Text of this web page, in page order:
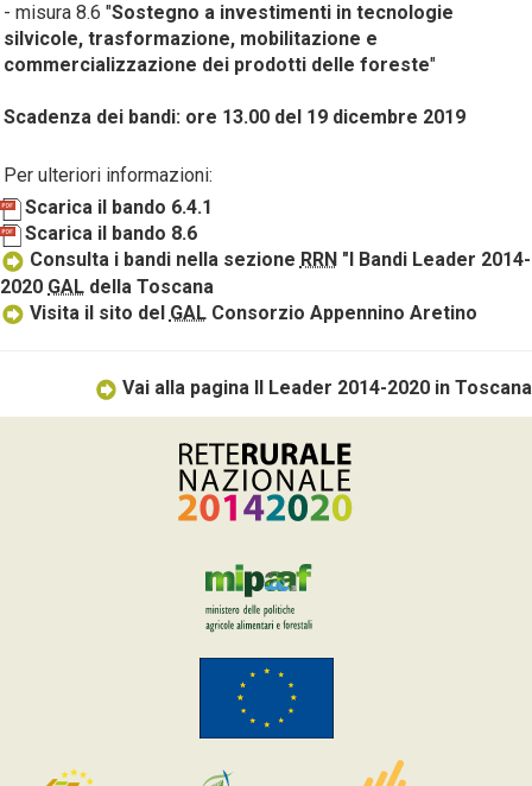
- misura 8.6 "Sostegno a investimenti in tecnologie
silvicole, trasformazione, mobilitazione e
commercializzazione dei prodotti delle foreste"
Scadenza dei bandi: ore 13.00 del 19 dicembre 2019
Per ulteriori informazioni:
Scarica il bando 6.4.1
Scarica il bando 8.6
Consulta i bandi nella sezione RRN "I Bandi Leader 2014-
2020 GAL della Toscana
Visita il sito del GALConsorzio Appennino Aretino
Vai alla pagina Il Leader 2014-2020 in Toscana